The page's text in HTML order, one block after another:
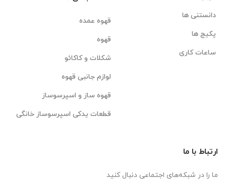
دانستنی ها
پکیج ها
ساعات کاری
قهوه عمده
قهوه
شکلات و کاکائو
لوازم جانبی قهوه
قهوه ساز و اسپرسوساز
قطعات یدکی اسپرسوساز خانگی
ارتباط با ما
ما را در شبکه‌های اجتماعی دنبال کنید